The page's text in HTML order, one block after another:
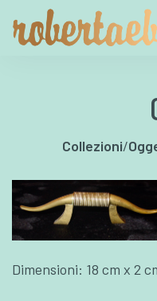
Collezioni/
Dimensioni: 18 cm x 2